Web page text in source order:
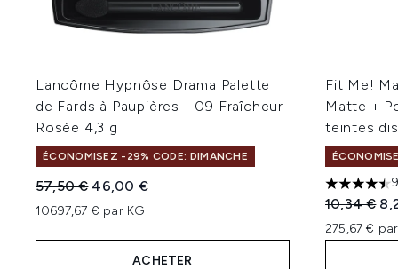
Lancôme Hypnôse Drama Palette
de Fards à Paupières - 09 Fraîcheur
Rosée 4,3 g
ÉCONOMISEZ -29% CODE: DIMANCHE
Prix de vente :
57,50 € Prix ​​actuel :
46,00 €
10697,67 € par KG
ACHETER
Fit Me!
Matte +
teintes
4.44 9
Prix de
10,34 €
275,67 €